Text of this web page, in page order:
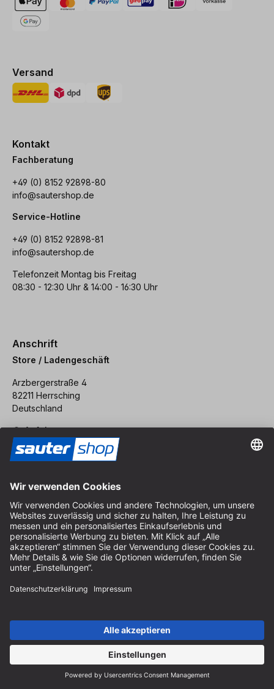
Versand
Kontakt
Fachberatung
+49 (0) 8152 92898-80
info@sautershop.de
Service-Hotline
+49 (0) 8152 92898-81
info@sautershop.de
Telefonzeit Montag bis Freitag
08:30 - 12:30 Uhr & 14:00 - 16:30 Uhr
Anschrift
Store / Ladengeschäft
Arzbergerstraße 4
82211 Herrsching
Deutschland
Anfahrt
Öffnungszeiten vor Ort
Montag bis Freitag
8:30 - 12:30 Uhr & 14:00 - 16:30 Uhr
Hilfe
Hinweise zur Batterieentsorgung
Hinweise zur Verpackung
Über uns